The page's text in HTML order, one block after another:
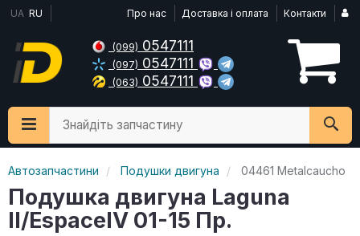
UA RU Про нас Доставка і оплата Контакти
(099) 0547111
(097) 0547111
(063) 0547111
Знайдіть запчастину
Автозапчастини Подушки двигуна 04461 Metalcaucho
Подушка двигуна Laguna
II/EspaceIV 01-15 Пр.